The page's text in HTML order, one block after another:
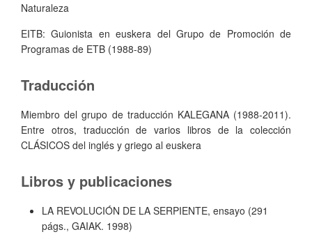
Naturaleza
EITB: Guionista en euskera del Grupo de Promoción de
Programas de ETB (1988-89)
Traducción
Miembro del grupo de traducción KALEGANA (1988-2011).
Entre otros, traducción de varios libros de la colección
CLÁSICOS del inglés y griego al euskera
Libros y publicaciones
LA REVOLUCIÓN DE LA SERPIENTE, ensayo (291
págs., GAIAK. 1998)